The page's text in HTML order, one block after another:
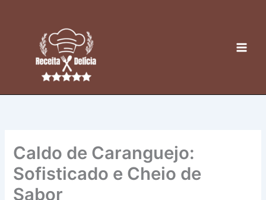
Caldo de Caranguejo:
Sofisticado e Cheio de
Sabor